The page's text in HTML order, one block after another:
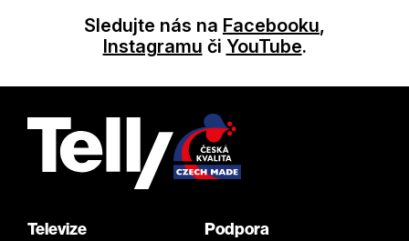
Sledujte nás na Facebooku,
Instagramu či YouTube.
Televize Podpora